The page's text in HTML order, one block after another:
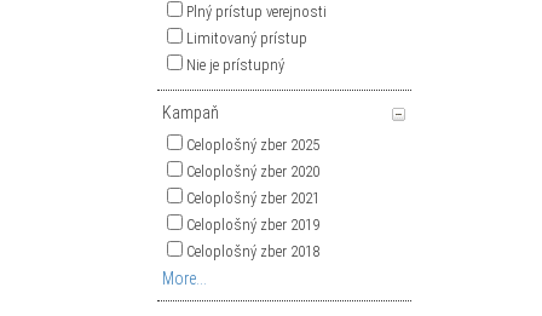
Plný prístup verejnosti
Limitovaný prístup
Nie je prístupný
Kampaň
Celoplošný zber 2025
Celoplošný zber 2020
Celoplošný zber 2021
Celoplošný zber 2019
Celoplošný zber 2018
More...